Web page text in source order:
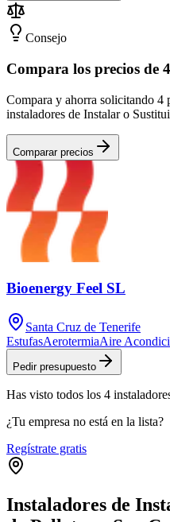
Consejo
Compara los precios de
Compara y ahorra solicitando 4
instaladores de Instalar o
Comparar precios
Bioenergy Feel SL
Santa Cruz de Tenerife
EstufasAerotermiaAire
Pedir presupuesto
Has visto todos los 4
¿Tu empresa no está en la lista?
Regístrate gratis
Instaladores de